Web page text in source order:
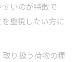
いのが特徴で
重視したい方に
り扱う荷物の種